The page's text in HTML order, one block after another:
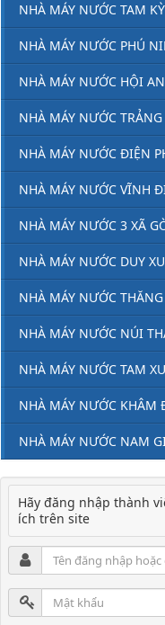
NHÀ MÁY NƯỚC TAM KỲ
NHÀ MÁY NƯỚC PHÚ
NHÀ MÁY NƯỚC HỘI AN
NHÀ MÁY NƯỚC
NHÀ MÁY NƯỚC ĐIỆN
NHÀ MÁY NƯỚC VĨNH
NHÀ MÁY NƯỚC 3 XÃ
NHÀ MÁY NƯỚC DUY
NHÀ MÁY NƯỚC
NHÀ MÁY NƯỚC NÚI
NHÀ MÁY NƯỚC TAM
NHÀ MÁY NƯỚC KHÂM
NHÀ MÁY NƯỚC NAM
Hãy đăng nhập thành
ích trên site